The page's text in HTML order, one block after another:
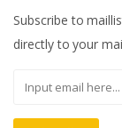
Subscribe to
directly to your